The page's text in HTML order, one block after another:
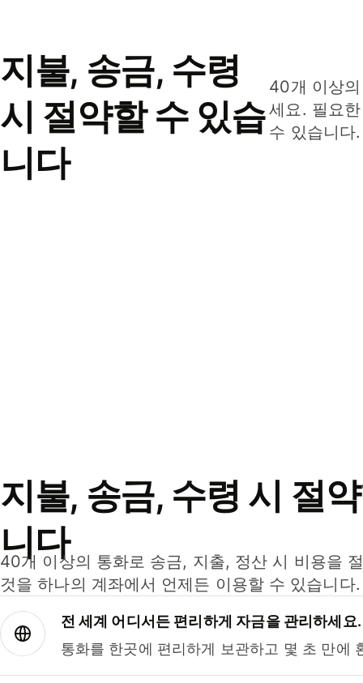
지불, 송금, 수령
시 절약할 수 있습
니다
40개 이상
세요. 필요
수 있습니다.
지불, 송금, 수령 시 절
니다
40개 이상의 통화로 송금, 지출, 정산 시 비용을
것을 하나의 계좌에서 언제든 이용할 수 있습니다.
전 세계 어디서든 편리하게 자금을 관리하세요.
통화를 한곳에 편리하게 보관하고 몇 초 만에